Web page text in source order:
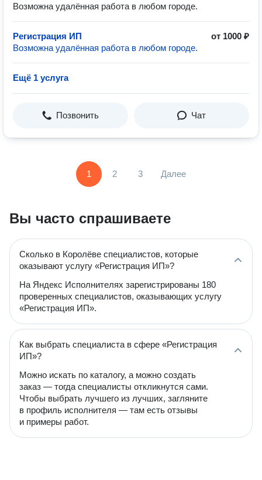
Возможна удалённая работа в любом городе.
Регистрация ИП
от 1000 ₽
Возможна удалённая работа в любом городе.
Ещё 1 услуга
Позвонить Чат
1 2 3 Далее
Вы часто спрашиваете
Сколько в Королёве специалистов, которые
оказывают услугу «Регистрация ИП»?
На Яндекс Исполнителях зарегистрированы 180
проверенных специалистов, оказывающих услугу
«Регистрация ИП».
Как выбрать специалиста в сфере «Регистрация
ИП»?
Можно искать по каталогу, а можно создать
заказ — тогда специалисты откликнутся сами.
Чтобы выбрать лучшего из лучших, загляните
в профиль исполнителя — там есть отзывы
и примеры работ.